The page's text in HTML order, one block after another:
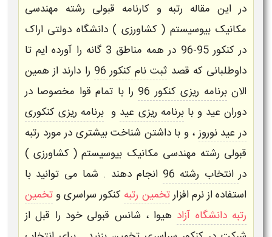
در این مقاله رتبه و کارنامه قبولی رشته مهندسی
مکانیک بیوسیستم ( کشاورزی )دانشگاه دولتی اراک
در کنکور 95-96 در همه مناطق 3 گانه را آورده ایم تا
داوطلبانی که قصد ثبت نام کنکور 96
را دارند از همین
الانبرنامه ریزی کنکور 96
را با تمام قوا مخصوصا در
دوران عید و بابرنامه ریزی عید و برنامه ریزی کنکوری
در عید نوروز، و با داشتن شناخت بیشتری در مورد رتبه
قبولی رشته مهندسی مکانیک بیوسیستم ( کشاورزی )
درانتخاب رشته 96
انجام دهند . شما می توانید با
استفاده ازنرم افزارتخمین رتبه کنکور سراسریوتخمین
رتبه دانشگاه آزاد هیوا ، شانس قبولی خود را قبل از